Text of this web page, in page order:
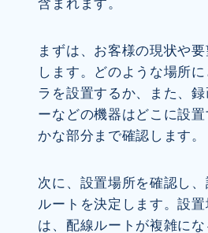
含まれます。
まずは、お客様の現状や
します。どのような場所
ラを設置するか、また、
ーなどの機器はどこに設
かな部分まで確認します。
次に、設置場所を確認し
ルートを決定します。設
は、配線ルートが複雑にな